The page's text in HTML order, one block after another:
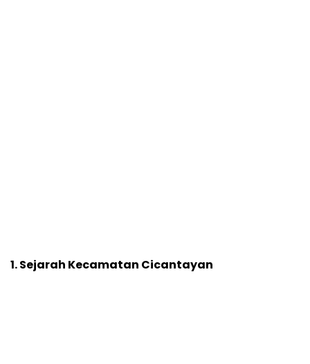
1. Sejarah Kecamatan Cicantayan